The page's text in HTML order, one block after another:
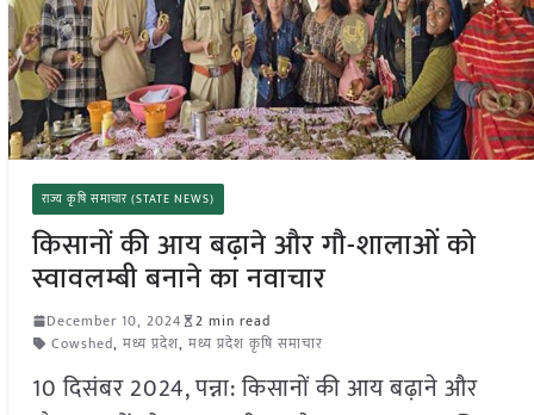
राज्य कृषि समाचार (STATE NEWS)
किसानों की आय बढ़ाने और गौ-शालाओं को
स्वावलम्बी बनाने का नवाचार
December 10, 2024
2 min read
Cowshed, मध्य प्रदेश, मध्य प्रदेश कृषि समाचार
10 दिसंबर 2024, पन्ना: किसानों की आय बढ़ाने और